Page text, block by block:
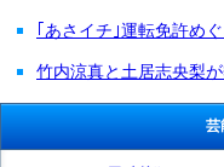
｢あさイチ｣運転免許め
竹内涼真と土居志央梨
芸